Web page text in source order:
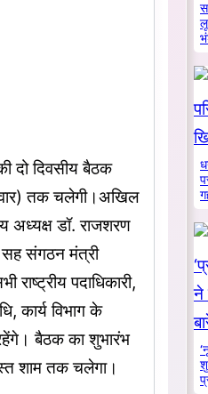
दो दिवसीय बैठक
तक चलेगी।अखिल
अध्यक्ष डॉ. राजशरण
सह संगठन मंत्री
पदाधिकारी,
कार्य विभाग के
बैठक का शुभारंभ
शाम तक चलेगा।